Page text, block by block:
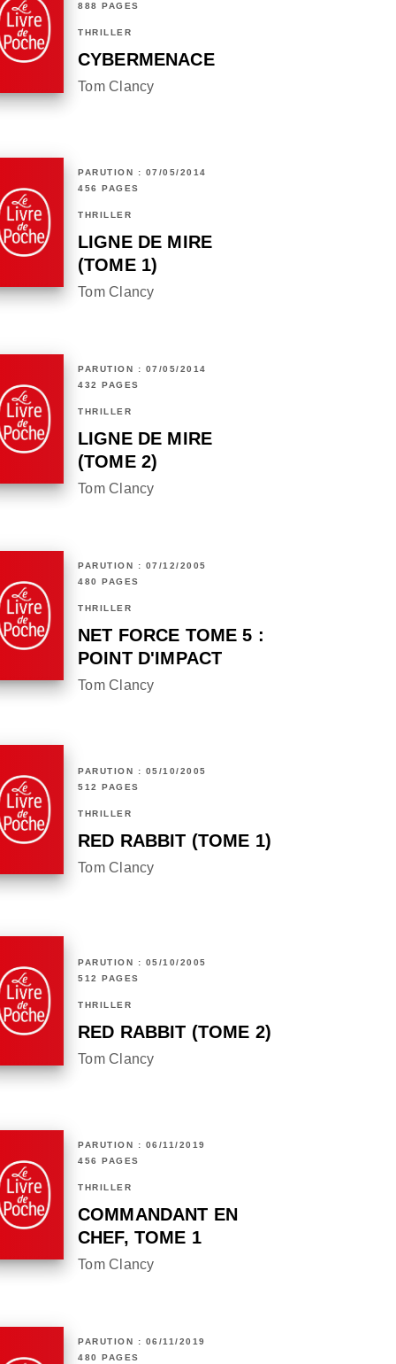
888 PAGES
THRILLER
CYBERMENACE
Tom Clancy
PARUTION : 07/05/2014
456 PAGES
THRILLER
LIGNE DE MIRE
(TOME 1)
Tom Clancy
PARUTION : 07/05/2014
432 PAGES
THRILLER
LIGNE DE MIRE
(TOME 2)
Tom Clancy
PARUTION : 07/12/2005
480 PAGES
THRILLER
NET FORCE TOME 5 :
POINT D'IMPACT
Tom Clancy
PARUTION : 05/10/2005
512 PAGES
THRILLER
RED RABBIT (TOME 1)
Tom Clancy
PARUTION : 05/10/2005
512 PAGES
THRILLER
RED RABBIT (TOME 2)
Tom Clancy
PARUTION : 06/11/2019
456 PAGES
THRILLER
COMMANDANT EN
CHEF, TOME 1
Tom Clancy
PARUTION : 06/11/2019
480 PAGES